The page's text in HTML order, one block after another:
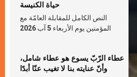
حياة الكنيسة
النص الكامل للمقابلة العامّة مع
المؤمنين يوم الأربعاء 5 آب 2026
عطاء الرّبّ يسوع هو عطاء شامل،
وأنّ عنايته بنا لا تغيب عنّا أبدًا